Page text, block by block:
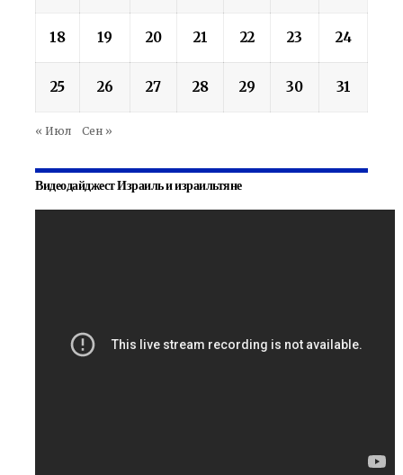
18 19 20 21 22 23 24
25 26 27 28 29 30 31
« Июл Сен »
Видеодайджест Израиль и израильтяне